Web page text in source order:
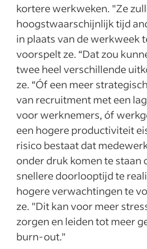
kortere werkweken. "Ze
hoogstwaarschijnlijk tijd
in plaats van de werkweek
voorspelt ze. “Dat zou
twee heel verschillende
ze. “Óf een meer
van recruitment met een
voor werknemers, óf
een hogere productiviteit
risico bestaat dat
onder druk komen te staan
snellere doorlooptijd te
hogere verwachtingen te
ze. "Dit kan voor meer
zorgen en leiden tot meer
burn-out."